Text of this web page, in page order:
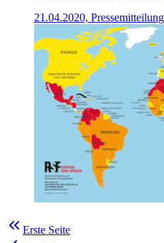
21.04.2020, Pressemitteilung
Erste Seite